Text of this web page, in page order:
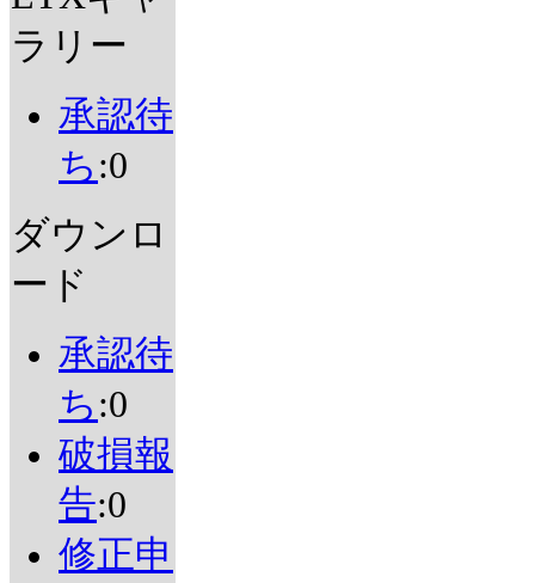
ラリー
承認待
ち :0
ダウンロ
ード
承認待
ち :0
破損報
告:0
修正申